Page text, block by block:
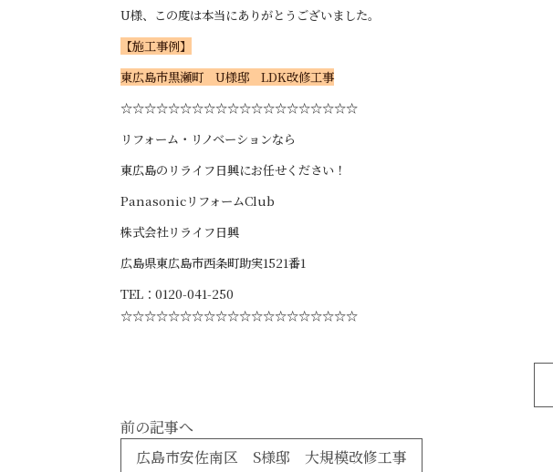
U様、この度は本当にありがとうございました。
【施工事例】
東広島市黒瀬町 U様邸 LDK改修工事
☆☆☆☆☆☆☆☆☆☆☆☆☆☆☆☆☆☆☆☆
リフォーム・リノベーションなら
東広島のリライフ日興にお任せください！
PanasonicリフォームClub
株式会社リライフ日興
広島県東広島市西条町助実1521番1
TEL：0120-041-250
☆☆☆☆☆☆☆☆☆☆☆☆☆☆☆☆☆☆☆☆
前の記事へ
広島市安佐南区 S様邸 大規模改修工事